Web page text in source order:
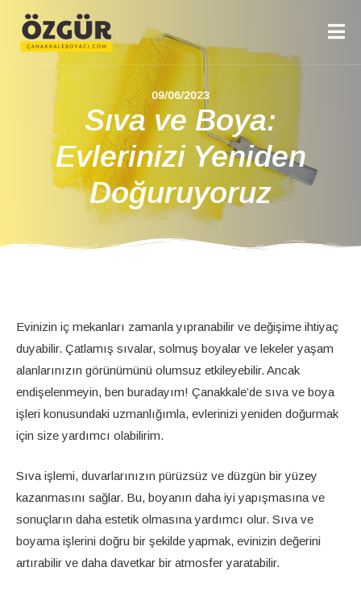
09/06/2023
Sıva ve Boya:
Evlerinizi Yeniden
Doğuruyoruz
Evinizin iç mekanları zamanla yıpranabilir ve değişime ihtiyaç
duyabilir. Çatlamış sıvalar, solmuş boyalar ve lekeler yaşam
alanlarınızın görünümünü olumsuz etkileyebilir. Ancak
endişelenmeyin, ben buradayım! Çanakkale’de sıva ve boya
işleri konusundaki uzmanlığımla, evlerinizi yeniden doğurmak
için size yardımcı olabilirim.
Sıva işlemi, duvarlarınızın pürüzsüz ve düzgün bir yüzey
kazanmasını sağlar. Bu, boyanın daha iyi yapışmasına ve
sonuçların daha estetik olmasına yardımcı olur. Sıva ve
boyama işlerini doğru bir şekilde yapmak, evinizin değerini
artırabilir ve daha davetkar bir atmosfer yaratabilir.